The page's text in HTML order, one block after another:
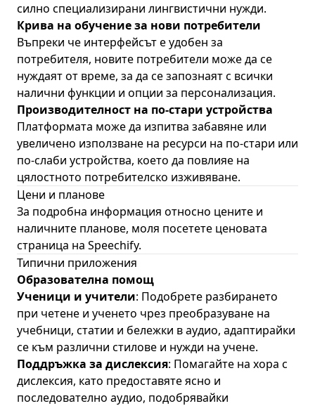
силно специализирани лингвистични нужди.
Крива на обучение за нови потребители
Въпреки че интерфейсът е удобен за
потребителя, новите потребители може да се
нуждаят от време, за да се запознаят с всички
налични функции и опции за персонализация.
Производителност на по-стари устройства
Платформата може да изпитва забавяне или
увеличено използване на ресурси на по-стари или
по-слаби устройства, което да повлияе на
цялостното потребителско изживяване.
Цени и планове
За подробна информация относно цените и
наличните планове, моля посетете ценовата
страница на Speechify.
Типични приложения
Образователна помощ
Ученици и учители: Подобрете разбирането
при четене и ученето чрез преобразуване на
учебници, статии и бележки в аудио, адаптирайки
се към различни стилове и нужди на учене.
Поддръжка за дислексия: Помагайте на хора с
дислексия, като предоставяте ясно и
последователно аудио, подобрявайки